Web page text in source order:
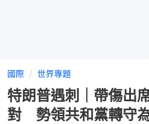
國際 世界專題
特朗普遇刺｜帶傷出
對 勢領共和黨轉守